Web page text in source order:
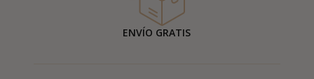
ENVÍO GRATIS